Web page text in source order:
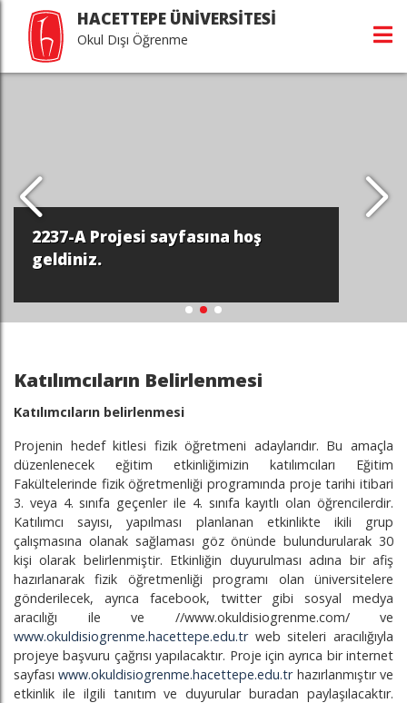
HACETTEPE ÜNİVERSİTESİ
Okul Dışı Öğrenme
2237-A Projesi sayfasına hoş
geldiniz.
Katılımcıların Belirlenmesi
Katılımcıların belirlenmesi
Projenin hedef kitlesi fizik öğretmeni adaylarıdır. Bu amaçla
düzenlenecek eğitim etkinliğimizin katılımcıları Eğitim
Fakültelerinde fizik öğretmenliği programında proje tarihi itibari
3. veya 4. sınıfa geçenler ile 4. sınıfa kayıtlı olan öğrencilerdir.
Katılımcı sayısı, yapılması planlanan etkinlikte ikili grup
çalışmasına olanak sağlaması göz önünde bulundurularak 30
kişi olarak belirlenmiştir. Etkinliğin duyurulması adına bir afiş
hazırlanarak fizik öğretmenliği programı olan üniversitelere
gönderilecek, ayrıca facebook, twitter gibi sosyal medya
aracılığı ile ve //www.okuldisiogrenme.com/ ve
www.okuldisiogrenme.hacettepe.edu.trweb siteleri aracılığıyla
projeye başvuru çağrısı yapılacaktır. Proje için ayrıca bir internet
sayfasıwww.okuldisiogrenme.hacettepe.edu.trhazırlanmıştır ve
etkinlik ile ilgili tanıtım ve duyurular buradan paylaşılacaktır.